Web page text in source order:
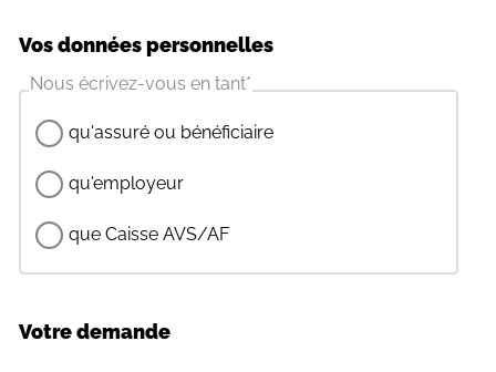
Vos données personnelles
Nous écrivez-vous en tant*
qu'assuré ou bénéficiaire
qu'employeur
que Caisse AVS/AF
Votre demande